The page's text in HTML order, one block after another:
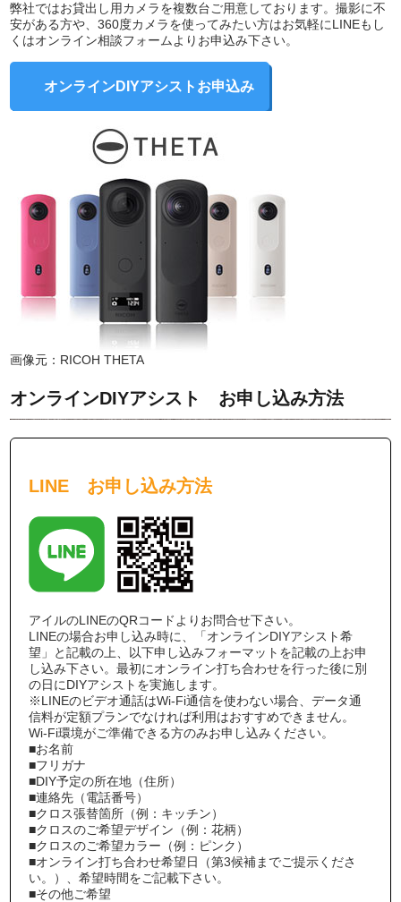
弊社ではお貸出し用カメラを複数台ご用意しております。撮影に不
安がある方や、360度カメラを使ってみたい方はお気軽にLINEもし
くはオンライン相談フォームよりお申込み下さい。
オンラインDIYアシストお申込み
画像元： RICOH THETA
オンラインDIYアシスト お申し込み方法
LINE お申し込み方法
アイルのLINEのQRコードよりお問合せ下さい。
LINEの場合お申し込み時に、「オンラインDIYアシスト希
望」と記載の上、以下申し込みフォーマットを記載の上お申
し込み下さい。最初にオンライン打ち合わせを行った後に別
の日にDIYアシストを実施します。
※LINEのビデオ通話はWi-Fi通信を使わない場合、データ通
信料が定額プランでなければ利用はおすすめできません。
Wi-Fi環境がご準備できる方のみお申し込みください。
■お名前
■フリガナ
■DIY予定の所在地（住所）
■連絡先（電話番号）
■クロス張替箇所（例：キッチン）
■クロスのご希望デザイン（例：花柄）
■クロスのご希望カラー（例：ピンク）
■オンライン打ち合わせ希望日（第3候補までご提示くださ
い。）、希望時間をご記載下さい。
■その他ご希望